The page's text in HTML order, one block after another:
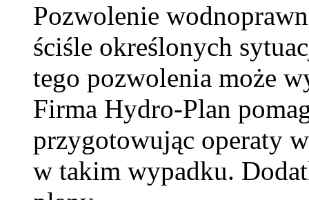
Pozwolenie
ściśle określonych
tego pozwolenia może
Firma Hydro-Plan
przygotowując operaty
w takim wypadku.